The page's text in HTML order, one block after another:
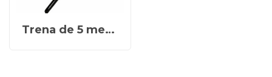
Trena de 5 metros Personalizada REF X10585